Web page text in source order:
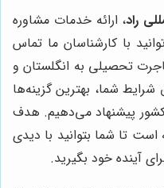
راد، ارائه خدمات مشاوره
با کارشناسان ما تماس
تحصیلی به انگلستان و
شرایط شما، بهترین گزینه‌ها
پیشنهاد می‌دهیم. هدف
است تا شما بتوانید با دیدی
آینده خود بگیرید.